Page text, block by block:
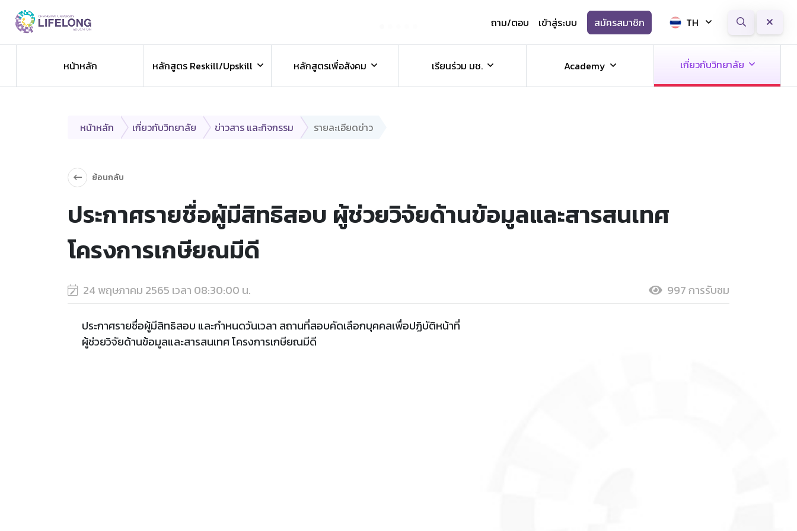
ถาม/ตอบ เข้าสู่ระบบ สมัครสมาชิก TH
ข่าวประชาสัมพันธ์
ข่าวสารองค์กร ข่าวสารกิจกรรม
หน้าหลัก
หลักสูตร Reskill/Upskill หลักสูตรเพื่อสังคม เรียนร่วม มช. Academy เกี่ยวกับวิทยาลัย
หน้าหลัก เกี่ยวกับวิทยาลัย ข่าวสาร และกิจกรรม รายละเอียดข่าว
ย้อนกลับ
ประกาศรายชื่อผู้มีสิทธิสอบ ผู้ช่วยวิจัยด้านข้อมูลและสารสนเทศ
โครงการเกษียณมีดี
24 พฤษภาคม 2565 เวลา 08:30:00 น. 997 การรับชม
ประกาศรายชื่อผู้มีสิทธิสอบ และกำหนดวันเวลา สถานที่สอบคัดเลือกบุคคลเพื่อปฏิบัติหน้าที่
ผู้ช่วยวิจัยด้านข้อมูลและสารสนเทศ โครงการเกษียณมีดี